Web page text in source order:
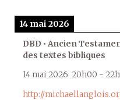
14 mai 2026
DBD • Ancien
des textes bibliques
14 mai 2026 20h00 -
http://